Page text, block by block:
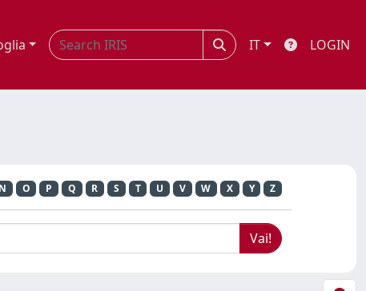
IT LOGIN
N O P Q R S T U V W X Y Z